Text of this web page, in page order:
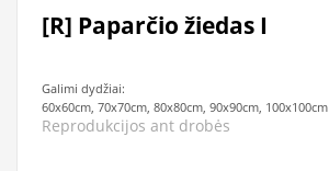
[R] Paparčio žiedas I
Galimi dydžiai:
60x60cm, 70x70cm, 80x80cm, 90x90cm, 100x100cm
Reprodukcijos ant drobės